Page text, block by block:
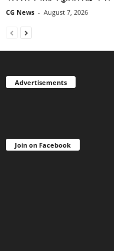
CG News - August 7, 2026
Advertisements
Join on Facebook